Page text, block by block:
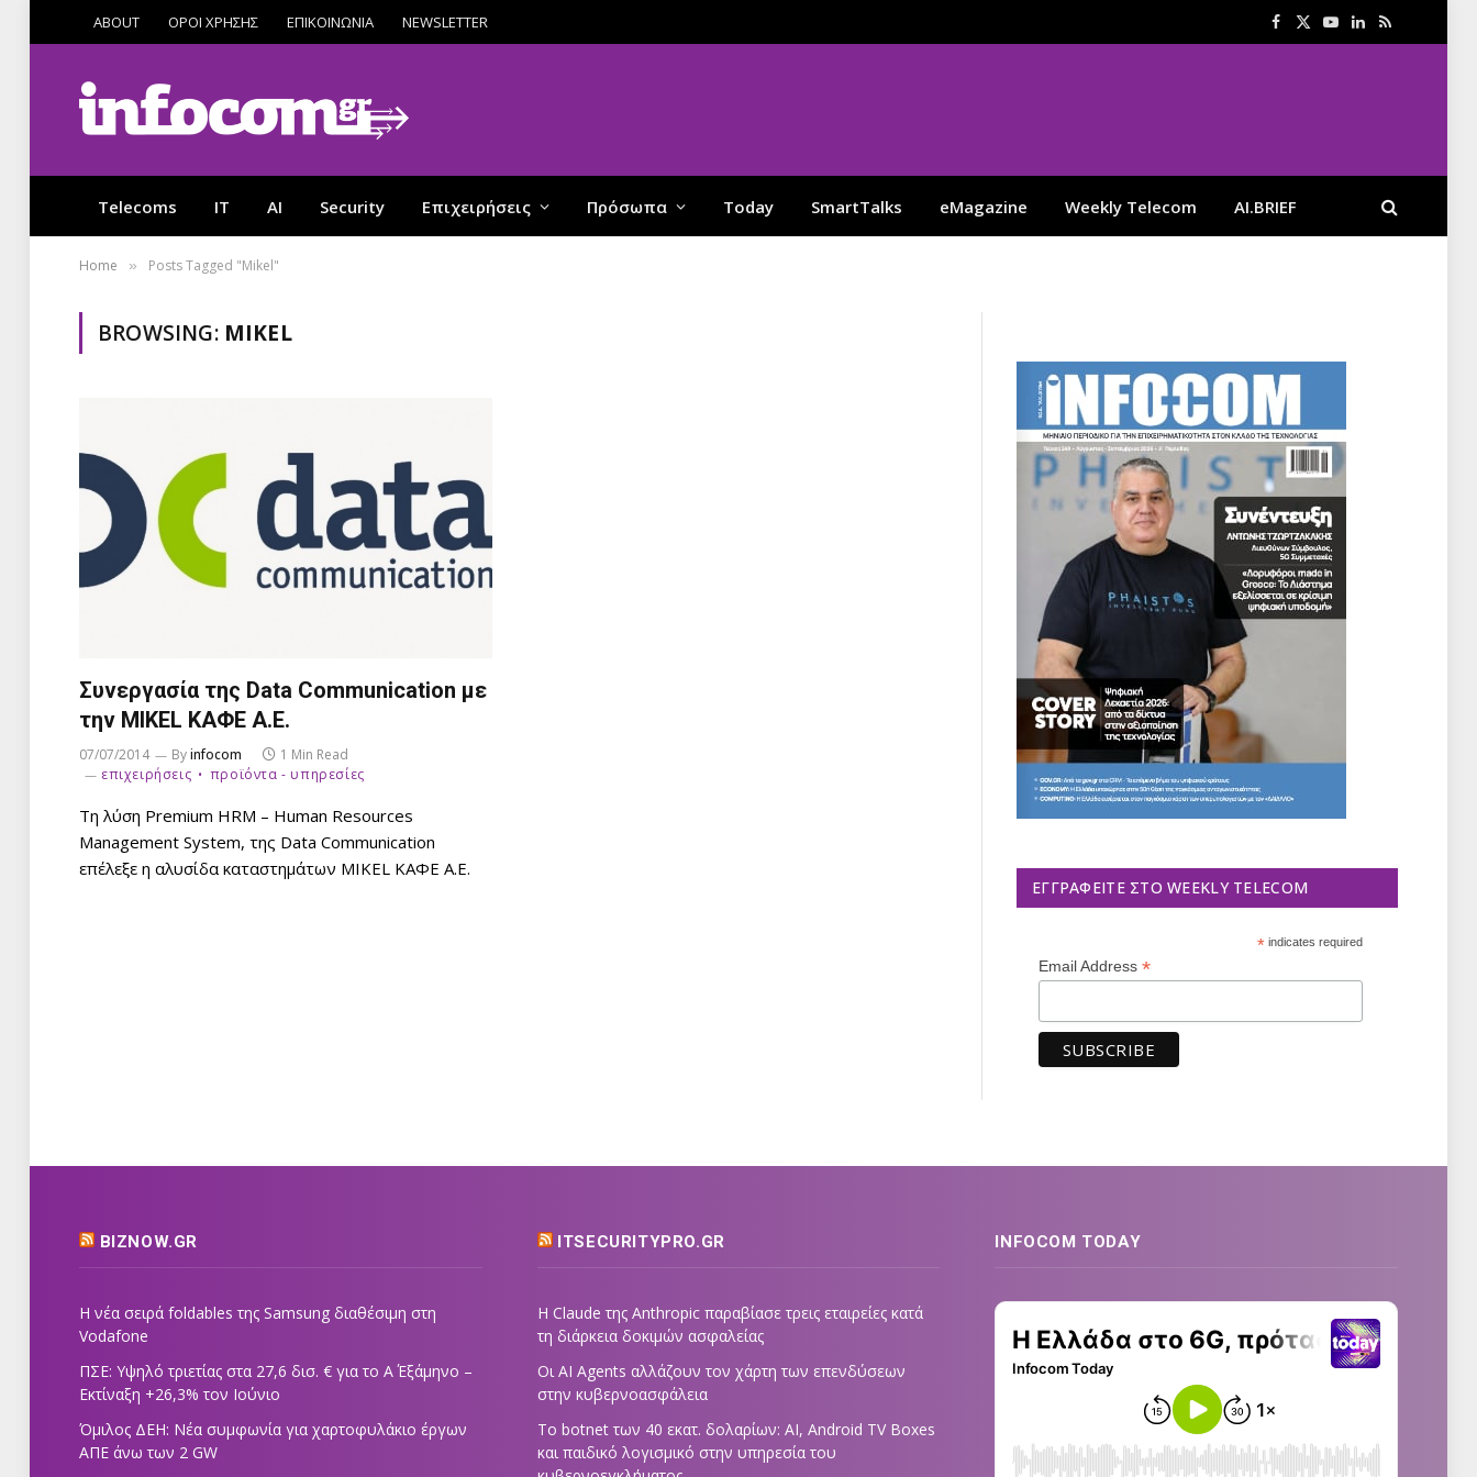
ABOUT ΟΡΟΙ ΧΡΗΣΗΣ ΕΠΙΚΟΙΝΩΝΙΑ NEWSLETTER Facebook
X
YouTube
LinkedIn
RSS
Telecoms IT AI Security Επιχειρήσεις Πρόσωπα Today SmartTalks eMagazine Weekly Telecom AI.BRIEF
Home » Posts Tagged "Mikel"
BROWSING: MIKEL
Συνεργασία της Data Communication με
την MIKEL ΚΑΦΕ Α.Ε.
07/07/2014 Byinfocom
1 Min Read
επιχειρήσεις
προϊόντα - υπηρεσίες
Τη λύση Premium HRM – Human Resources
Management System, της Data Communication
επέλεξε η αλυσίδα καταστημάτων MIKEL ΚΑΦΕ Α.Ε.
ΕΓΓΡΑΦΕΊΤΕ ΣΤΟ WEEKLY TELECOM
*indicates required
Email Address *
BIZNOW.GR
Η νέα σειρά foldables της Samsung διαθέσιμη στη
Vodafone
ΠΣΕ: Υψηλό τριετίας στα 27,6 δισ. € για το Α΄ Εξάμηνο –
Εκτίναξη +26,3% τον Ιούνιο
Όμιλος ΔΕΗ: Νέα συμφωνία για χαρτοφυλάκιο έργων
ΑΠΕ άνω των 2 GW
ITSECURITYPRO.GR
Η Claude της Anthropic παραβίασε τρεις εταιρείες κατά
τη διάρκεια δοκιμών ασφαλείας
Οι AI Agents αλλάζουν τον χάρτη των επενδύσεων
στην κυβερνοασφάλεια
Το botnet των 40 εκατ. δολαρίων: AI, Android TV Boxes
και παιδικό λογισμικό στην υπηρεσία του
INFOCOM TODAY